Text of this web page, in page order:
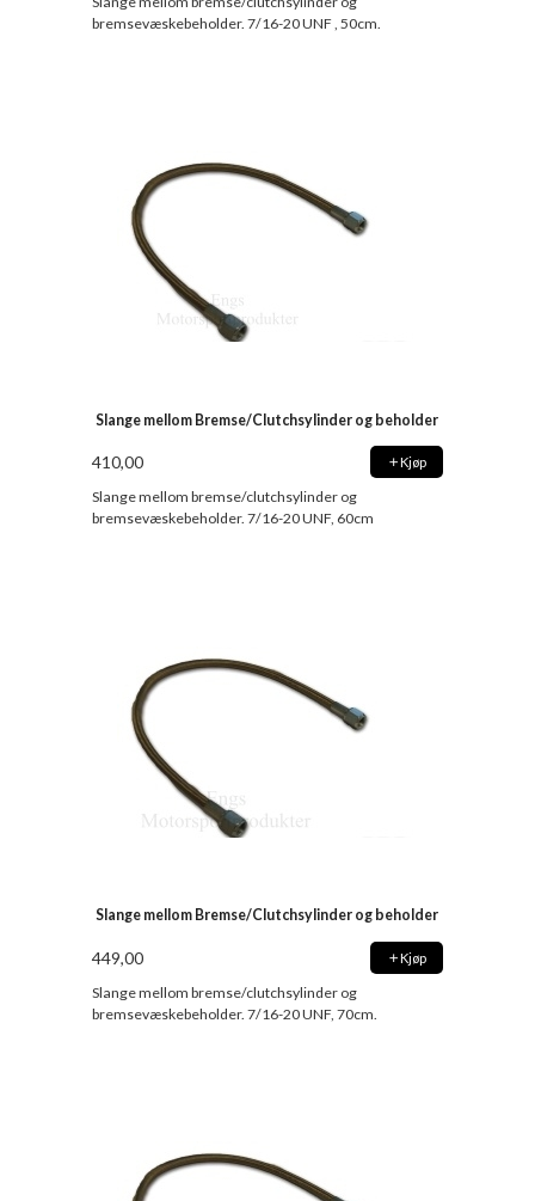
bremsevæskebeholder. 7/16-20 UNF , 50cm.
Slange mellom Bremse/Clutchsylinder og beholder
410,00 Kjøp
Slange mellom bremse/clutchsylinder og
bremsevæskebeholder. 7/16-20 UNF, 60cm
Slange mellom Bremse/Clutchsylinder og beholder
449,00 Kjøp
Slange mellom bremse/clutchsylinder og
bremsevæskebeholder. 7/16-20 UNF, 70cm.